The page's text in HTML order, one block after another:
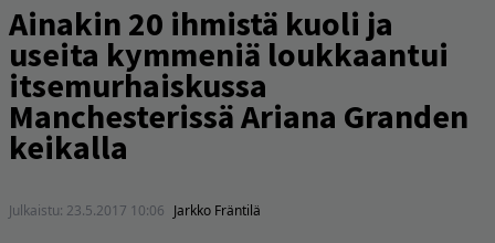
Ainakin 20 ihmistä kuoli ja
useita kymmeniä loukkaantui
itsemurhaiskussa
Manchesterissä Ariana Granden
keikalla
Julkaistu: 23.5.2017 10:06 Jarkko Fräntilä